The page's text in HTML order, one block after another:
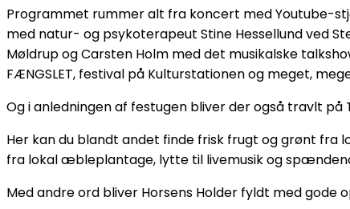
Programmet rummer alt fra koncert med Youtube-
med natur- og psykoterapeut Stine Hessellund ved
Møldrup og Carsten Holm med det musikalske
FÆNGSLET, festival på Kulturstationen og meget,
Og i anledningen af festugen bliver der også travlt
Her kan du blandt andet finde frisk frugt og grønt
fra lokal æbleplantage, lytte til livemusik og
Med andre ord bliver Horsens Holder fyldt med